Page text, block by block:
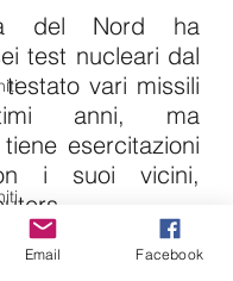
del Nord ha
test nucleari dal
vari missili
anni, ma
esercitazioni
i suoi vicini,
e il loro alleato,
del Sud,
Email Facebook